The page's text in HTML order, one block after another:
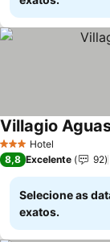
3 EstrelasHotel
Villagio
8,8 Excelente 92
Selecione as
exatos.